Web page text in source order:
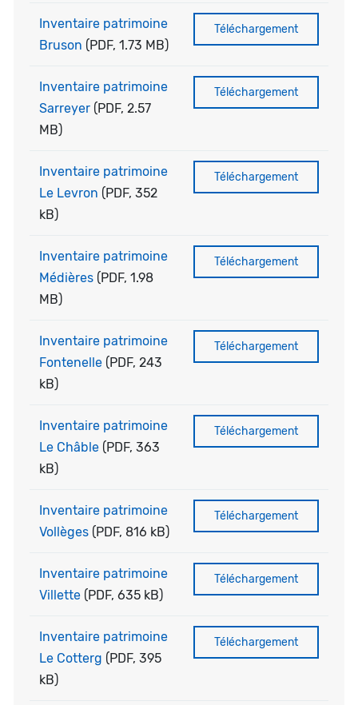
Inventaire patrimoine
Bruson (PDF, 1.73 MB)
Téléchargement
Inventaire patrimoine
Sarreyer (PDF, 2.57
MB)
Téléchargement
Inventaire patrimoine
Le Levron (PDF, 352
kB)
Téléchargement
Inventaire patrimoine
Médières (PDF, 1.98
MB)
Téléchargement
Inventaire patrimoine
Fontenelle (PDF, 243
kB)
Téléchargement
Inventaire patrimoine
Le Châble (PDF, 363
kB)
Téléchargement
Inventaire patrimoine
Vollèges (PDF, 816 kB)
Téléchargement
Inventaire patrimoine
Villette (PDF, 635 kB)
Téléchargement
Inventaire patrimoine
Le Cotterg (PDF, 395
kB)
Téléchargement